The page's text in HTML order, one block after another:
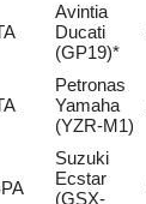
Avintia
Ducati
(GP19)*
Petronas
Yamaha
(YZR-M1)
Suzuki
Ecstar
(GSX-